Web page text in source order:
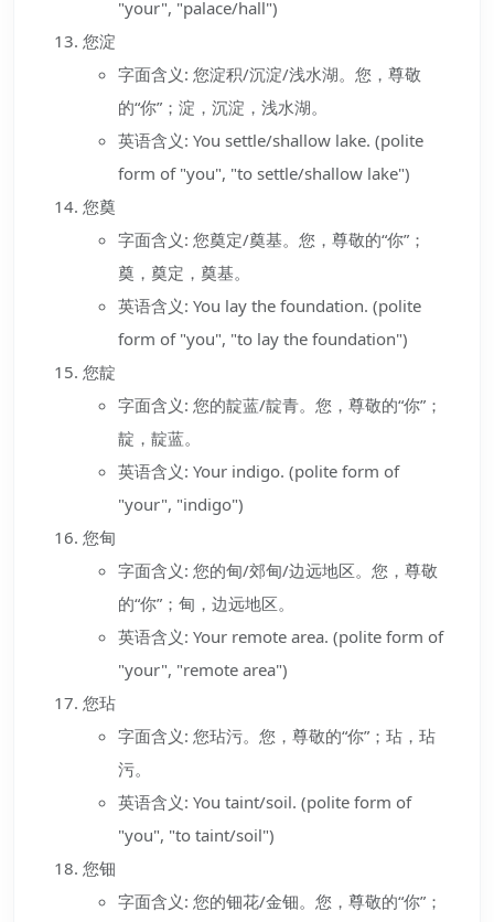
"your", "palace/hall")
您淀
字面含义: 您淀积/沉淀/浅水湖。您，尊敬
的“你”；淀，沉淀，浅水湖。
英语含义: You settle/shallow lake. (polite
form of "you", "to settle/shallow lake")
您奠
字面含义: 您奠定/奠基。您，尊敬的“你”；
奠，奠定，奠基。
英语含义: You lay the foundation. (polite
form of "you", "to lay the foundation")
您靛
字面含义: 您的靛蓝/靛青。您，尊敬的“你”；
靛，靛蓝。
英语含义: Your indigo. (polite form of
"your", "indigo")
您甸
字面含义: 您的甸/郊甸/边远地区。您，尊敬
的“你”；甸，边远地区。
英语含义: Your remote area. (polite form of
"your", "remote area")
您玷
字面含义: 您玷污。您，尊敬的“你”；玷，玷
污。
英语含义: You taint/soil. (polite form of
"you", "to taint/soil")
您钿
字面含义: 您的钿花/金钿。您，尊敬的“你”；